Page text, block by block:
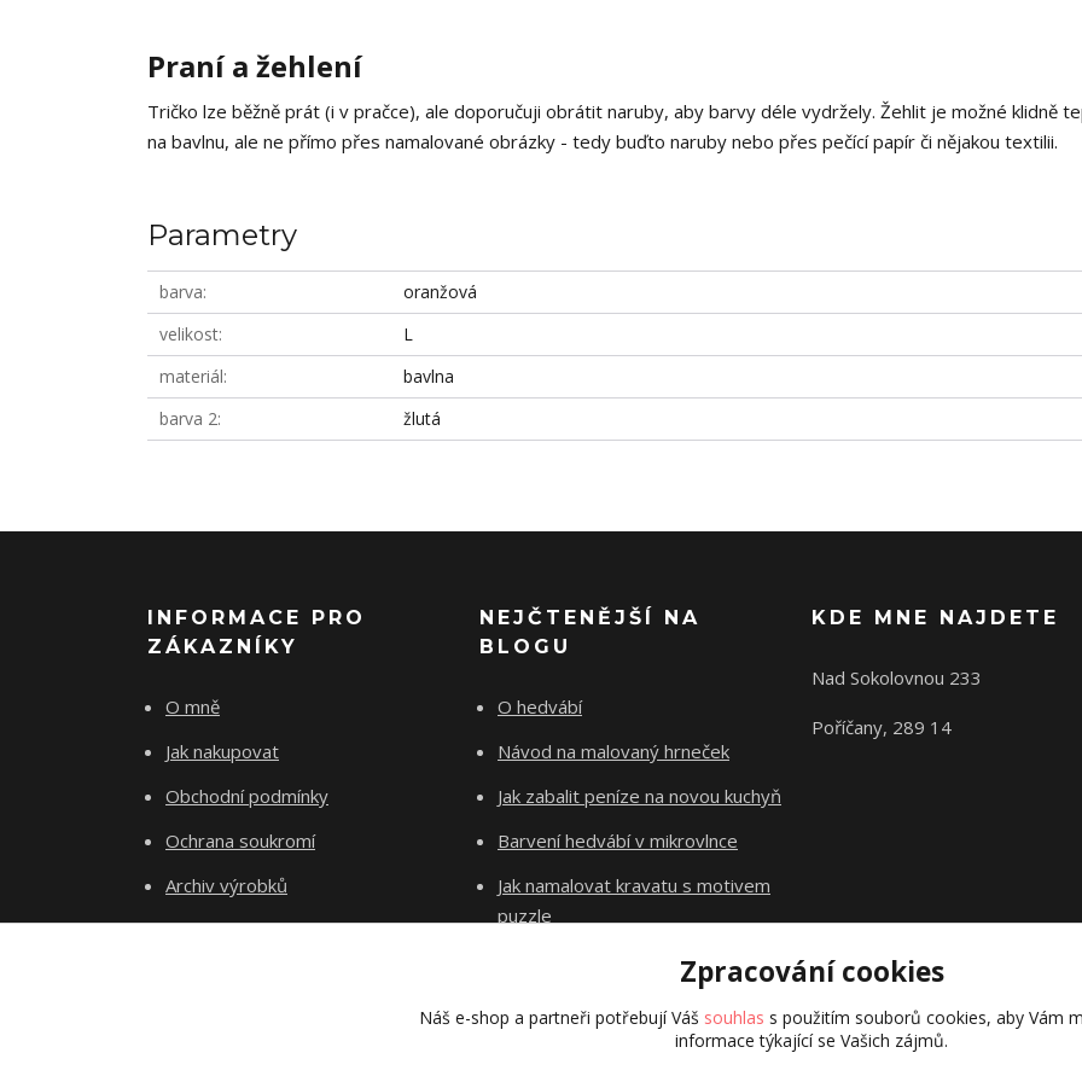
Praní a žehlení
Tričko lze běžně prát (i v pračce), ale doporučuji obrátit naruby, aby barvy déle vydržely. Žehlit je možné klidně
na bavlnu, ale ne přímo přes namalované obrázky - tedy buďto naruby nebo přes pečící papír či nějakou textilii.
Parametry
barva
oranžová
velikost
L
materiál
bavlna
barva 2
žlutá
INFORMACE PRO
ZÁKAZNÍKY
O mně
Jak nakupovat
Obchodní podmínky
Ochrana soukromí
Archiv výrobků
Kontakty
NEJČTENĚJŠÍ NA
BLOGU
O hedvábí
Návod na malovaný hrneček
Jak zabalit peníze na novou kuchyň
Barvení hedvábí v mikrovlnce
Jak namalovat kravatu s motivem
puzzle
KDE MNE NAJDETE
Nad Sokolovnou 233
Poříčany, 289 14
Původní stránky
Zpracování cookies
Náš e-shop a partneři potřebují Váš souhlas s použitím souborů cookies, aby Vám
informace týkající se Vašich zájmů.